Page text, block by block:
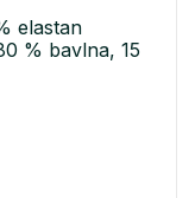
elastan
% bavlna, 15